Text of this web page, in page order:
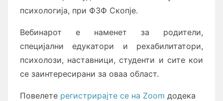
психологија, при ФЗФ Скопје.
Вебинарот е наменет за родители,
специјални едукатори и рехабилитатори,
психолози, наставници, студенти и сите кои
се заинтересирани за оваа област.
Повелете регистрирајте се на Zoom додека